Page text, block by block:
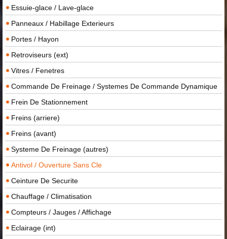
Essuie-glace / Lave-glace
Panneaux / Habillage Exterieurs
Portes / Hayon
Retroviseurs (ext)
Vitres / Fenetres
Commande De Freinage / Systemes De Commande Dynamique
Frein De Stationnement
Freins (arriere)
Freins (avant)
Systeme De Freinage (autres)
Antivol / Ouverture Sans Cle
Ceinture De Securite
Chauffage / Climatisation
Compteurs / Jauges / Affichage
Eclairage (int)